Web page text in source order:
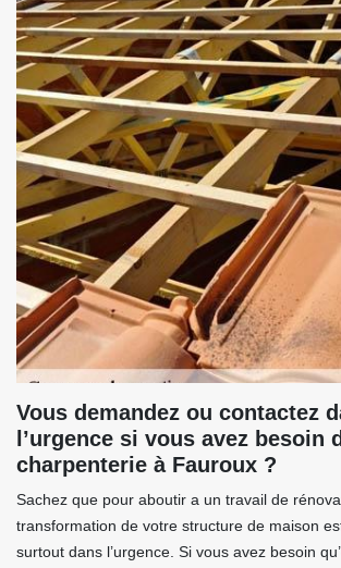
Vous demandez ou contactez
l’urgence si vous avez besoin
charpenterie à Fauroux ?
Sachez que pour aboutir a un travail de
transformation de votre structure de maison
surtout dans l’urgence. Si vous avez besoin